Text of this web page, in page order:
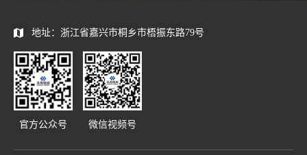
地址：浙江省嘉兴市桐乡市梧振东路79号
官方公众号 微信视频号